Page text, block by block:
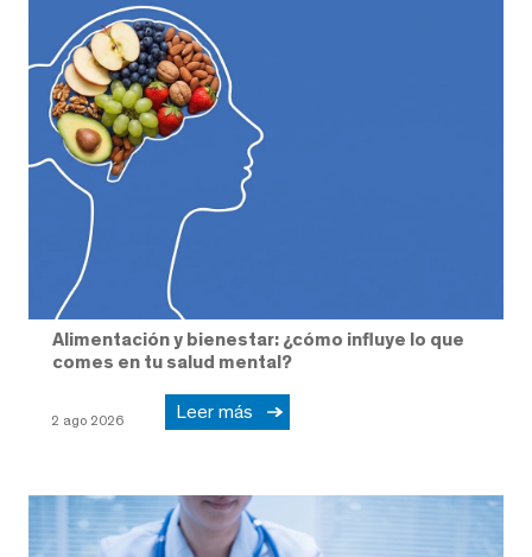
Alimentación y bienestar: ¿cómo influye lo que
comes en tu salud mental?
2 ago 2026 Leer más